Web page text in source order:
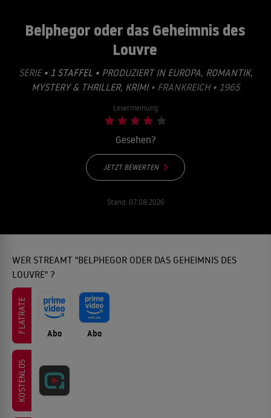
Belphegor oder das Geheimnis des
Louvre
SERIE • 1 STAFFEL • PRODUZIERT IN EUROPA, ROMANTIK,
MYSTERY & THRILLER, KRIMI• FRANKREICH • 1965
Lesermeinung
Gesehen?
JETZT BEWERTEN
Stand: 07.08.2026
WER STREAMT "BELPHEGOR ODER DAS GEHEIMNIS DES
LOUVRE" ?
FLATRATE Abo Abo
KOSTENLOS